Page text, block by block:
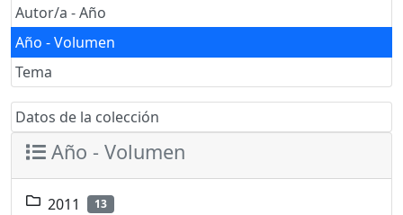
Autor/a - Año
Año - Volumen
Tema
Datos de la colección
Año - Volumen
2011 13